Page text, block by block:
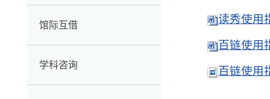
馆际互借
学科咨询
读秀使用
百链使用
百链使用